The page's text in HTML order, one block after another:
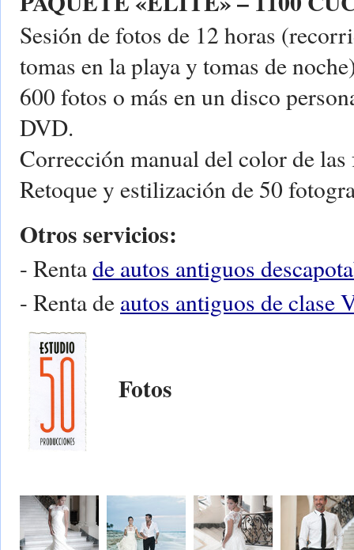
Sesión de fotos de 12 horas
tomas en la playa y tomas de
600 fotos o más en un disco
DVD.
Corrección manual del color de las
Retoque y estilización de 50
Otros servicios:
- Rentade autos antiguos
- Renta de autos antiguos de clase
Fotos